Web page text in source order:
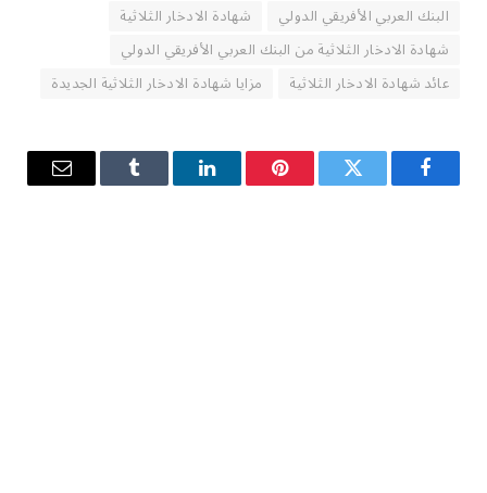
البنك العربي الأفريقي الدولي
شهادة الادخار الثلاثية
شهادة الادخار الثلاثية من البنك العربي الأفريقي الدولي
عائد شهادة الادخار الثلاثية
مزايا شهادة الادخار الثلاثية الجديدة
فيسبوك تويتر بينتيريستلينكدإن Tumblr
البريد